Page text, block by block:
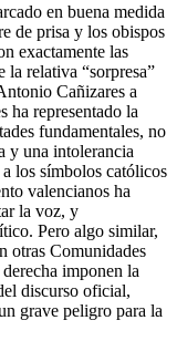
en buena medida
de prisa y los obispos
exactamente las
la relativa “sorpresa”
Cañizares a
ha representado la
fundamentales, no
y una intolerancia
los símbolos católicos
valencianos ha
la voz, y
Pero algo similar,
otras Comunidades
imponen la
discurso oficial,
grave peligro para la